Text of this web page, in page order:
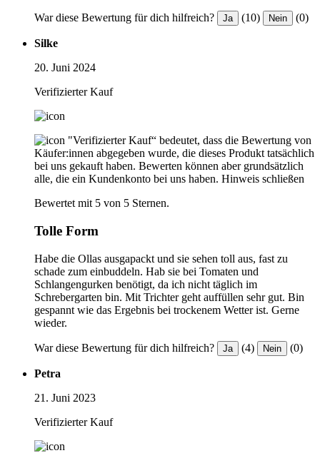
War diese Bewertung für dich hilfreich? Ja (10) Nein (0)
Silke
20. Juni 2024
Verifizierter Kauf
"Verifizierter Kauf“ bedeutet, dass die Bewertung von
Käufer:innen abgegeben wurde, die dieses Produkt tatsächlich
bei uns gekauft haben. Bewerten können aber grundsätzlich
alle, die ein Kundenkonto bei uns haben. Hinweis schließen
Bewertet mit 5 von 5 Sternen.
Tolle Form
Habe die Ollas ausgapackt und sie sehen toll aus, fast zu
schade zum einbuddeln. Hab sie bei Tomaten und
Schlangengurken benötigt, da ich nicht täglich im
Schrebergarten bin. Mit Trichter geht auffüllen sehr gut. Bin
gespannt wie das Ergebnis bei trockenem Wetter ist. Gerne
wieder.
War diese Bewertung für dich hilfreich? Ja (4) Nein (0)
Petra
21. Juni 2023
Verifizierter Kauf